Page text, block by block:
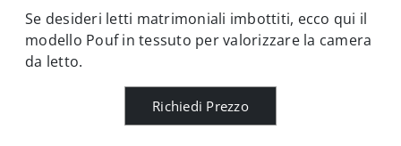
Se desideri letti matrimoniali imbottiti, ecco qui il
modello Pouf in tessuto per valorizzare la camera
da letto.
Richiedi Prezzo